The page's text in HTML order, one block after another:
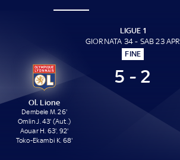
LIGUE 1
GIORNATA 34 - SAB 23 APR
FINE
Ol. Lione
Dembele M. 26'
Omlin J. 43' (Aut.)
Aouar H. 63', 92'
Toko-Ekambi K. 68'
5 - 2